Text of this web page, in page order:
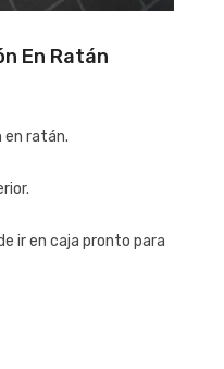
En Ratán
en ratán.
ir en caja pronto para